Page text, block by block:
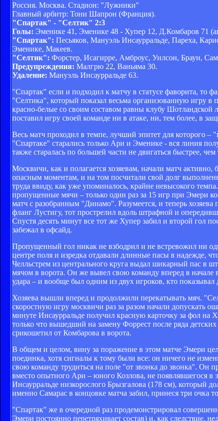
Россия. Москва. Стадион: "Лужники"
Главный арбитр: Тони Шапрон (Франция).
"Спартак" - "Селтик" 2:3
Голы: Эменике 41, Эменике 48 - Хупер 12, Д.Комбаров 71
"Спартак": Песьяков, Мануэль Инсаурральде, Пареха,
Эменике, Макеев.
"Селтик": Форстер, Исагирре, Амброус, Уилсон, Браун,
Предупреждения: Малгрю 22, Ваньяма 30.
Удаление: Мануэль Инсаурральде 63.
"Спартак" если и подходил к матчу в статусе фаворита, то
"Селтика", который показал весьма организованную игру
красно-белые со своим составом равны клубу Шотландской
поставил игру своей команде ни в атаке, ни, тем более, в
Весь матч проходил в темпе, лучший эпитет для которого –
"Спартаке" старались только Ари и Эменике - вся линия
также старалась по большей части не двигаться быстрее,
Москвичи, как и полагается хозяевам, начали матч
опасным моментам, и на том посчитали свой долг
труда ввиду, как уже упоминалось, крайне невысокого
пропущенные мячи – только один раз за 15 игр при Эмери
матч с разобранным "Динамо". Разумеется, и теперь
фланг Лустигу, тот прострелил вдоль штрафной и
Спустя десять минут все тот же Хупер забил и второй гол
забежал в офсайд.
Пропущенный гол никак не взбодрил и не встревожил ни
центре поля и изредка отдавали длинные пасы в надежде,
Челльстрем из центрального круга выдал шикарный пас в
мячом в ворота. Он же вывел свою команду вперед в начале
удара – и вообще был одним из двух игроков, кто показывал
Хозяева вышли вперед и продолжили перекатывать мяч.
скоростную игру москвичи раз за разом начали допускать
минуте Инсаурральде получил красную карточку за фол на
только что вышедший на замену Форрест после ряда
срикошетил от Комбарова в ворота.
В общем и целом, вину за поражение в этом матче Эмери
поединка, хотя сигналы к тому были все: он ничего не
свою команду трудиться на поле "от звонка до звонка". Он
вместо опытного Ари – юного Козлова, не появлявшегося
Инсаурральде низкорослого Брызгалова (178 см), который
именно Самарас в концовке матча забил, принеся три
"Спартак" же в очередной раз продемонстрировал
Эмери постоянно перетряхивает состав) и, как следствие,